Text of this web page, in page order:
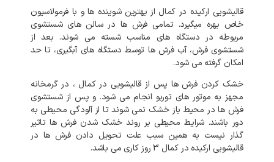
قالیشویی ارکیده در کمال از بهترین شوینده ها و با فرمولاسیون
خاص بهره میگیرد. تمامی فرش ها در سالن های شستشوی
مربوطه در دستگاه های مناسب شسته می شوند. بعد از
شستشوی فرش، آب فرش ها توسط دستگاه های آبگیری، تا حد
امکان گرفته می شود.
خشک کردن فرش ها پس از قالیشویی در کمال ، در گرمخانه
مجهز به موتور های توربو انجام می شود. و پس از شستشوی
فرش ها در محیط باز خشک نمی شوند تا از آلودگی محیطی به
دور باشند. شرایط محیطی بر روند خشک شدن فرش ها تاثیر
گذار نیست به همین سبب علت تحویل دادن فرش ها در
قالیشویی ارکیده در کمال 3 روز کاری می باشد.